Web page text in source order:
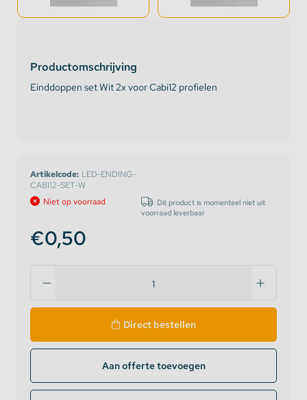
Productomschrijving
Einddoppen set Wit 2x voor Cabi12 profielen
Artikelcode: LED-ENDING-
CABI12-SET-W
Niet op voorraad
Dit product is momenteel niet uit
voorraad leverbaar
€0,50
Direct bestellen
Aan offerte toevoegen